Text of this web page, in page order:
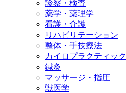
診察・検査
薬学・薬理学
看護・介護
リハビリテーション
整体・手技療法
カイロプラクティック
鍼灸
マッサージ・指圧
獣医学